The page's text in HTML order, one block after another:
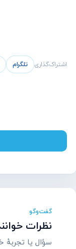
اشتراک‌گذاری تلگرام
گفت‌وگو
نظرات
سؤال یا تجربهٔ